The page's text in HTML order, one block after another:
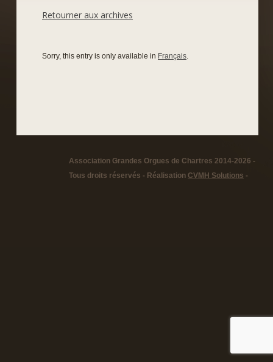
Retourner aux archives
Sorry, this entry is only available in Français.
Association Grandes Orgues de Chartres 2014-2026 -
Tous droits réservés - Réalisation CVMH Solutions -